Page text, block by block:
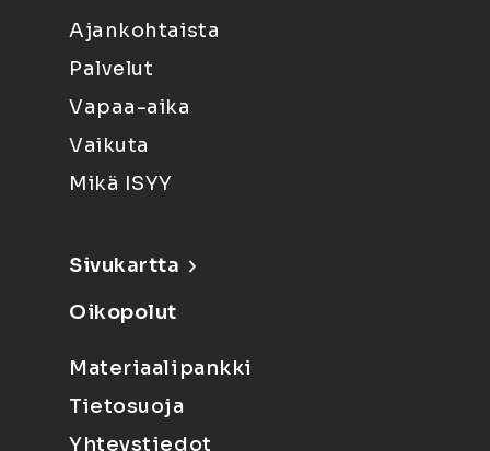
Ajankohtaista
Palvelut
Vapaa-aika
Vaikuta
Mikä ISYY
Sivukartta
Oikopolut
Materiaalipankki
Tietosuoja
Yhteystiedot